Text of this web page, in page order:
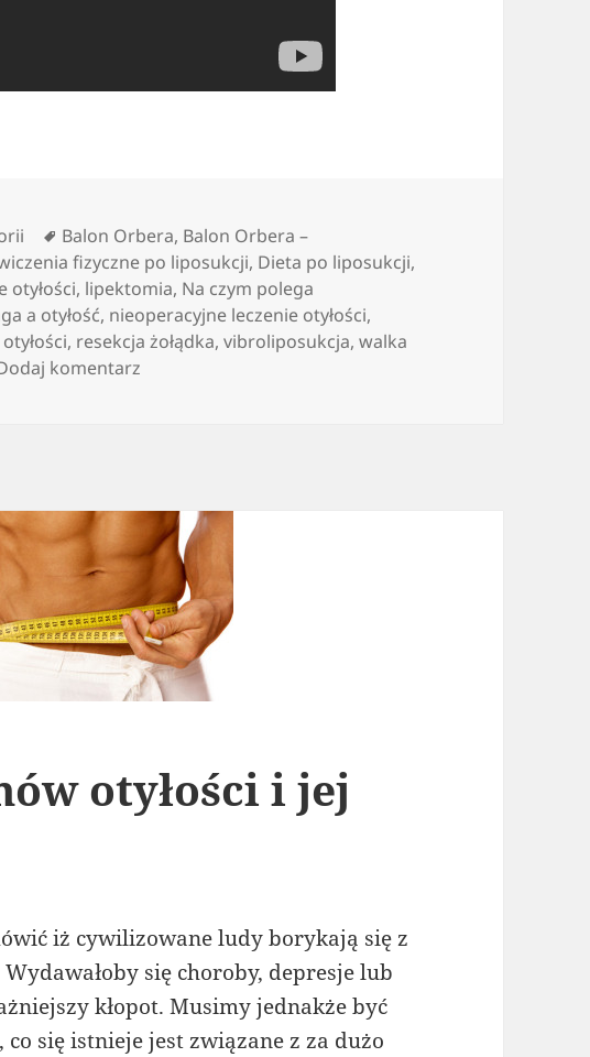
Tagi
Balon Orbera, Balon Orbera –
fizyczne po liposukcji, Dieta po liposukcji,
otyłości, lipektomia, Na czym polega
a otyłość, nieoperacyjne leczenie otyłości,
, resekcja żołądka,vibroliposukcja,walka
komentarz
otyłości i jej
iż cywilizowane ludy borykają się z
się choroby, depresje lub
kłopot. Musimy jednakże być
się istnieje jest związane z za dużo